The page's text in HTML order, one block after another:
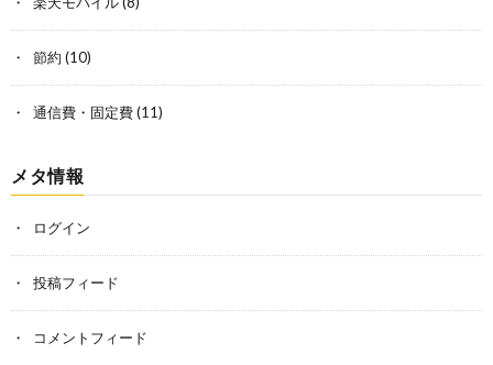
節約 (10)
通信費・固定費(11)
メタ情報
ログイン
投稿フィード
コメントフィード